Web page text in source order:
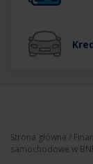
Strona główna /
samochodowe w